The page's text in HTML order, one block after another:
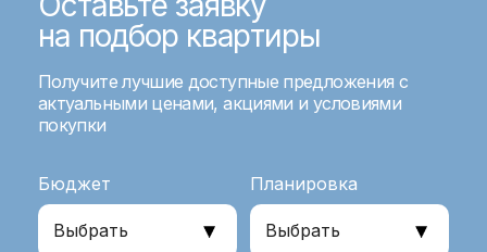
на подбор квартиры
Получите лучшие доступные предложения с
актуальными ценами, акциями и условиями
покупки
Бюджет Планировка